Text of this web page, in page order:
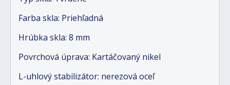
Farba skla: Priehľadná
Hrúbka skla: 8 mm
Povrchová úprava: Kartáčovaný nikel
L-uhlový stabilizátor: nerezová oceľ